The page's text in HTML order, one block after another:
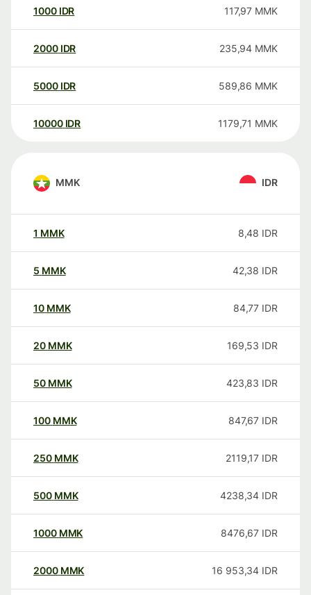
1000 IDR 117,97 MMK
2000 IDR 235,94 MMK
5000 IDR 589,86 MMK
10000 IDR 1179,71 MMK
MMK IDR
1 MMK 8,48 IDR
5 MMK 42,38 IDR
10 MMK 84,77 IDR
20 MMK 169,53 IDR
50 MMK 423,83 IDR
100 MMK 847,67 IDR
250 MMK 2119,17 IDR
500 MMK 4238,34 IDR
1000 MMK 8476,67 IDR
2000 MMK 16 953,34 IDR